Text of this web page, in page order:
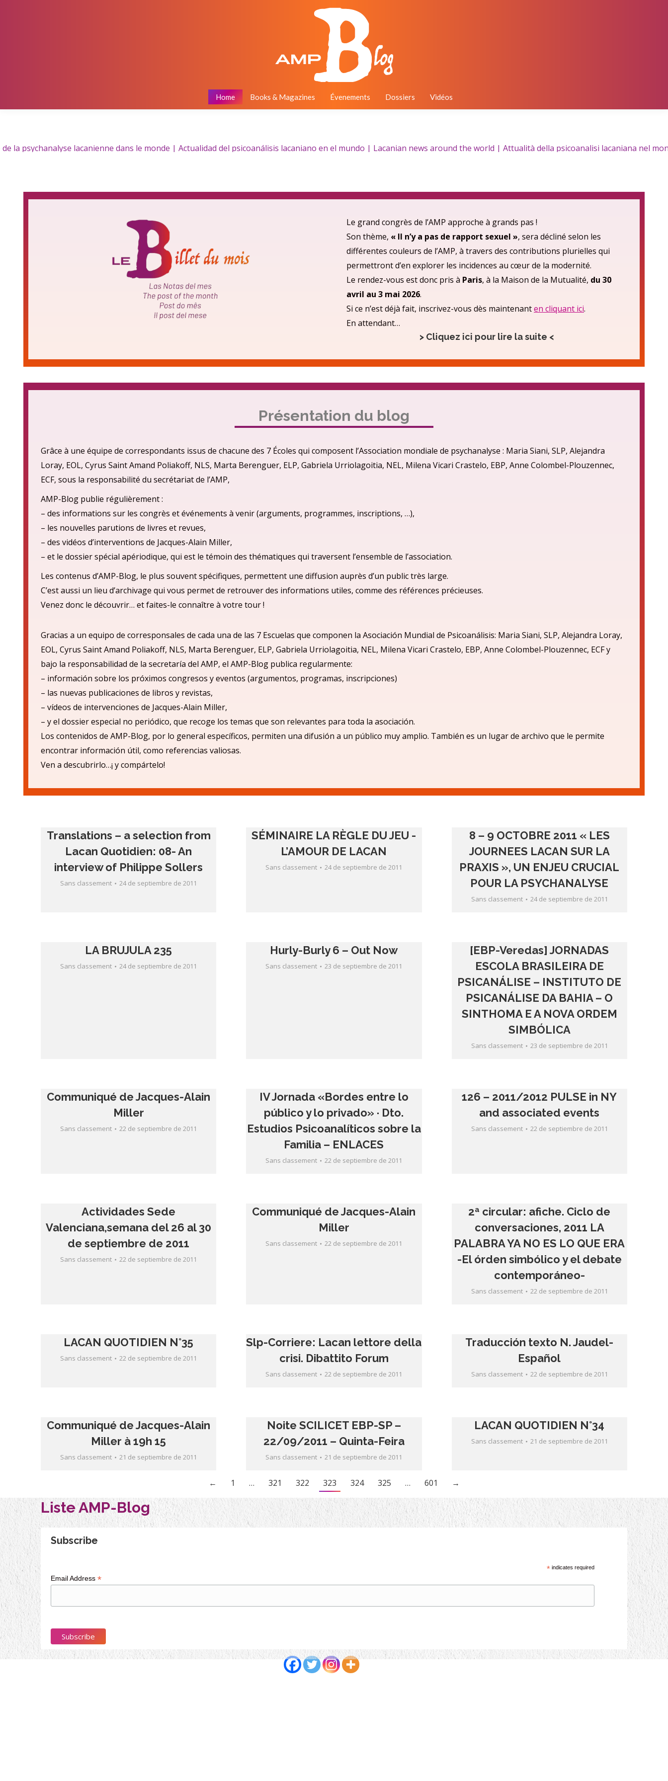
Home Books & Magazines Évenements Dossiers Vidéos
la psychanalyse lacanienne dans le monde | Actualidad del psicoanálisis lacaniano en el mundo | Lacanian news around the world | Attualità della psicoanalisi lacaniana nel
Le grand congrès de l’AMP approche à grands pas !
Son thème, « Il n’y a pas de rapport sexuel », sera décliné selon les
différentes couleurs de l’AMP, à travers des contributions plurielles qui
permettront d’en explorer les incidences au cœur de la modernité.
Le rendez-vous est donc pris à Paris, à la Maison de la Mutualité, du 30
avril au 3 mai 2026.
Si ce n’est déjà fait, inscrivez-vous dès maintenanten cliquant ici.
En attendant…
> Cliquez ici pour lire la suite <
Présentation du blog
Grâce à une équipe de correspondants issus de chacune des 7 Écoles qui composent l’Association mondiale de psychanalyse : Maria Siani, SLP, Alejandra
Loray, EOL, Cyrus Saint Amand Poliakoff, NLS, Marta Berenguer, ELP, Gabriela Urriolagoitia, NEL, Milena Vicari Crastelo, EBP, Anne Colombel-Plouzennec,
ECF, sous la responsabilité du secrétariat de l’AMP,
AMP-Blog publie régulièrement :
– des informations sur les congrès et événements à venir (arguments, programmes, inscriptions, …),
– les nouvelles parutions de livres et revues,
– des vidéos d’interventions de Jacques-Alain Miller,
– et le dossier spécial apériodique, qui est le témoin des thématiques qui traversent l’ensemble de l’association.
Les contenus d’AMP-Blog, le plus souvent spécifiques, permettent une diffusion auprès d’un public très large.
C’est aussi un lieu d’archivage qui vous permet de retrouver des informations utiles, comme des références précieuses.
Venez donc le découvrir… et faites-le connaître à votre tour !
Gracias a un equipo de corresponsales de cada una de las 7 Escuelas que componen la Asociación Mundial de Psicoanálisis: Maria Siani, SLP, Alejandra Loray,
EOL, Cyrus Saint Amand Poliakoff, NLS, Marta Berenguer, ELP, Gabriela Urriolagoitia, NEL, Milena Vicari Crastelo, EBP, Anne Colombel-Plouzennec, ECFy
bajo la responsabilidad de la secretaría del AMP, el AMP-Blog publica regularmente:
– información sobre los próximos congresos y eventos (argumentos, programas, inscripciones)
– las nuevas publicaciones de libros y revistas,
– vídeos de intervenciones de Jacques-Alain Miller,
– y el dossier especial no periódico, que recoge los temas que son relevantes para toda la asociación.
Los contenidos de AMP-Blog, por lo general específicos, permiten una difusión a un público muy amplio. También es un lugar de archivo que le permite
encontrar información útil, como referencias valiosas.
Ven a descubrirlo…¡ y compártelo!
Translations – a selection from
Lacan Quotidien: 08- An
interview of Philippe Sollers
Sans classement 24 de septiembre de 2011
SÉMINAIRE LA RÈGLE DU JEU -
L’AMOUR DE LACAN
Sans classement 24 de septiembre de 2011
8 – 9 OCTOBRE 2011 « LES
JOURNEES LACAN SUR LA
PRAXIS », UN ENJEU CRUCIAL
POUR LA PSYCHANALYSE
Sans classement 24 de septiembre de 2011
LA BRUJULA 235
Sans classement 24 de septiembre de 2011
Hurly-Burly 6 – Out Now
Sans classement 23 de septiembre de 2011
[EBP-Veredas] JORNADAS
ESCOLA BRASILEIRA DE
PSICANÁLISE – INSTITUTO DE
PSICANÁLISE DA BAHIA – O
SINTHOMA E A NOVA ORDEM
SIMBÓLICA
Sans classement 23 de septiembre de 2011
Communiqué de Jacques-Alain
Miller
Sans classement 22 de septiembre de 2011
IV Jornada «Bordes entre lo
público y lo privado» · Dto.
Estudios Psicoanalíticos sobre la
Familia – ENLACES
Sans classement 22 de septiembre de 2011
126 – 2011/2012 PULSE in NY
and associated events
Sans classement 22 de septiembre de 2011
Actividades Sede
Valenciana,semana del 26 al 30
de septiembre de 2011
Sans classement 22 de septiembre de 2011
Communiqué de Jacques-Alain
Miller
Sans classement 22 de septiembre de 2011
2ª circular: afiche. Ciclo de
conversaciones, 2011 LA
PALABRA YA NO ES LO QUE ERA
-El órden simbólico y el debate
contemporáneo-
Sans classement 22 de septiembre de 2011
LACAN QUOTIDIEN N°35
Sans classement 22 de septiembre de 2011
Slp-Corriere: Lacan lettore della
crisi. Dibattito Forum
Sans classement 22 de septiembre de 2011
Traducción texto N. Jaudel-
Español
Sans classement 22 de septiembre de 2011
Communiqué de Jacques-Alain
Miller à 19h 15
Sans classement 21 de septiembre de 2011
Noite SCILICET EBP-SP –
22/09/2011 – Quinta-Feira
Sans classement 21 de septiembre de 2011
LACAN QUOTIDIEN N°34
Sans classement 21 de septiembre de 2011
← 1 … 321 322 323 324 325 … 601 →
Liste AMP-Blog
Subscribe
* indicates required
Email Address *